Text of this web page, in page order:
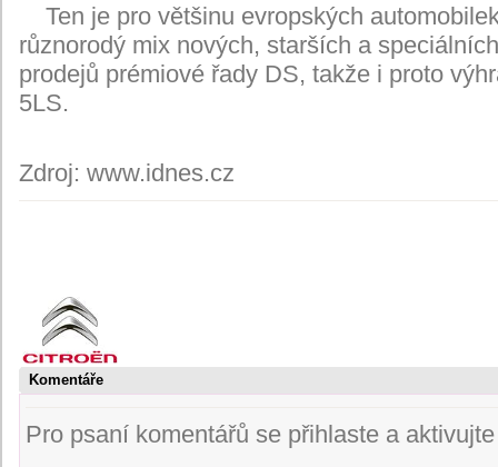
Ten je pro většinu evropských
různorodý mix nových, starších a
prodejů prémiové řady DS, takže i proto
5LS.
Zdroj: www.idnes.cz
Komentáře
Pro psaní komentářů se přihlaste a